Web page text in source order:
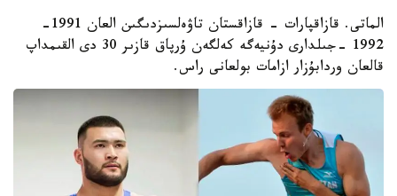
الماتى. قازاقپارات - قازاقستان تاۋەلسىزدىگىن العان 1991-
1992 -جىلدارى دۇنيەگە كەلگەن ۇرپاق قازىر 30 دى القىمداپ
قالعان وردابۇزار ازامات بولعانى راس.